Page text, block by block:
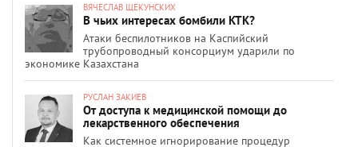
ВЯЧЕСЛАВ ЩЕКУНСКИХ
В чьих интересах бомбили КТК?
Атаки беспилотников на Каспийский
трубопроводный консорциум ударили по
экономике Казахстана
РУСЛАН ЗАКИЕВ
От доступа к медицинской помощи до
лекарственного обеспечения
Как системное игнорирование процедур